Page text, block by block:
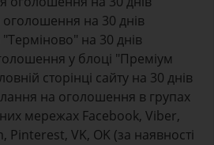
оголошення на 30 днів
на 30 днів
у блоці "Преміум
сторінці сайту на 30 днів
на оголошення в групах
мережах Facebook, Viber,
Pinterest, VK, OK (за наявності